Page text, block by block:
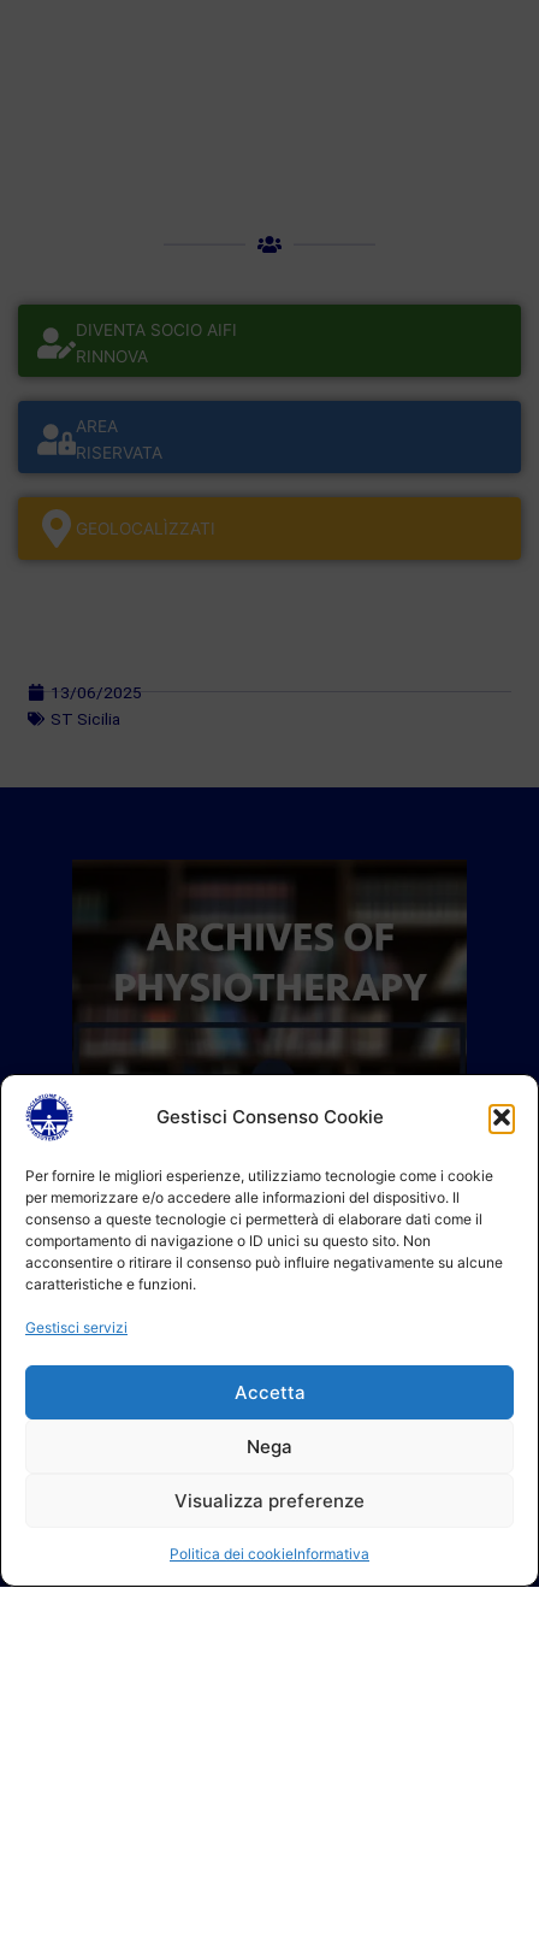
Gestisci Consenso Cookie
Per fornire le migliori esperienze, utilizziamo tecnologie come i cookie
per memorizzare e/o accedere alle informazioni del dispositivo. Il
consenso a queste tecnologie ci permetterà di elaborare dati come il
comportamento di navigazione o ID unici su questo sito. Non
acconsentire o ritirare il consenso può influire negativamente su alcune
caratteristiche e funzioni.
Gestisci servizi
Accetta
Nega
Visualizza preferenze
Politica dei cookieInformativa
DIVENTA SOCIO AIFI
RINNOVA
AREA
RISERVATA
GEOLOCALÌZZATI
13/06/2025
ST Sicilia